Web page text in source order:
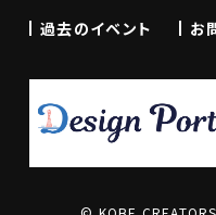
過去のイベント
お